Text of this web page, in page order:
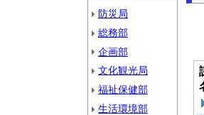
防災局
総務部
企画部
文化観光局
福祉保健部
生活環境部